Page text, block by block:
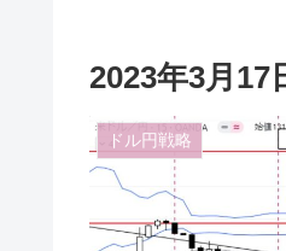
2023年3月17
ドル円戦略